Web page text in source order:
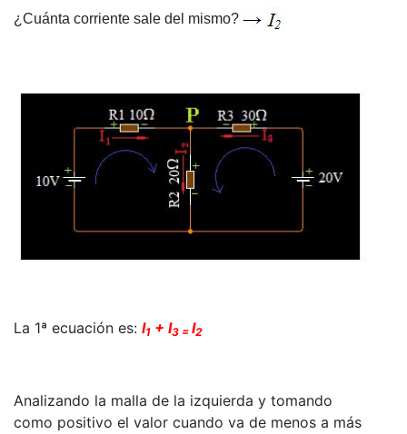
¿Cuánta corriente sale del mismo?
La 1ª ecuación es: I1 + I3 = I2
Analizando la malla de la izquierda y tomando
como positivo el valor cuando va de menos a más